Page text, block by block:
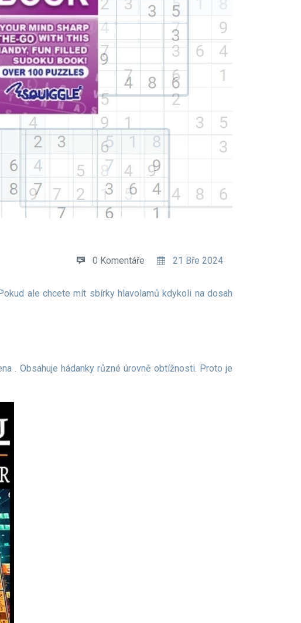
0 Komentáře 21 Bře 2024
. Obsahuje hádanky různé úrovně obtížnosti. Proto je